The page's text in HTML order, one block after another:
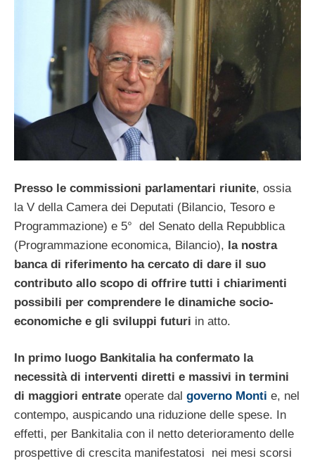
Presso le commissioni parlamentari riunite, ossia
la V della Camera dei Deputati (Bilancio, Tesoro e
Programmazione) e 5° del Senato della Repubblica
(Programmazione economica, Bilancio), la nostra
banca di riferimento ha cercato di dare il suo
contributo allo scopo di offrire tutti i chiarimenti
possibili per comprendere le dinamiche socio-
economiche e gli sviluppi futuri in atto.
In primo luogo Bankitalia ha confermato la
necessità di interventi diretti e massivi in termini
di maggiori entrate operate dal governo Monti e, nel
contempo, auspicando una riduzione delle spese. In
effetti, per Bankitalia con il netto deterioramento delle
prospettive di crescita manifestatosi nei mesi scorsi